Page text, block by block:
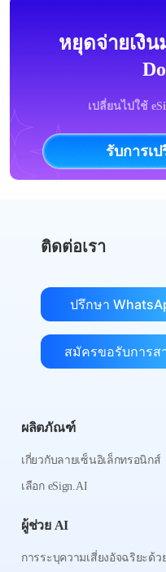
หยุดจ่ายเงิ
เปลี่ยนไปใช้
รับการเ
ติดต่อเรา
ปรึกษา
สมัครขอรับการส
ผลิตภัณฑ์
เกี่ยวกับลายเซ็นอิเล็กทรอนิกส์
เลือก eSign.AI
ผู้ช่วย AI
การระบุความเสี่ยงอัจฉริยะด้ว